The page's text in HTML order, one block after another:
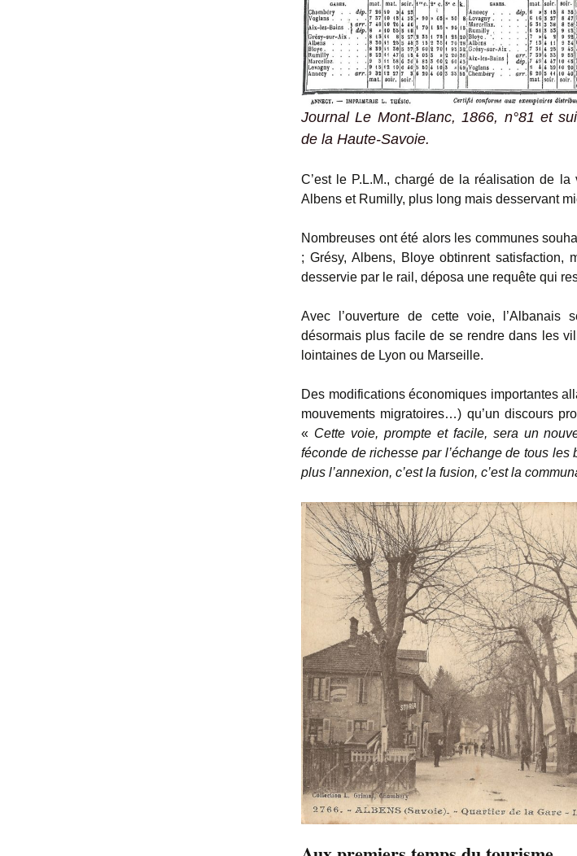
JournalLe Mont-Blanc, 1866, n°81 et
de la Haute-Savoie.
C’est le P.L.M., chargé de la réalisation de
Albens et Rumilly, plus long mais desservant
Nombreuses ont été alors les communes
; Grésy, Albens, Bloye obtinrent
desservie par le rail, déposa une requête qui
Avec l’ouverture de cette voie, l’Albanais
désormais plus facile de se rendre dans les
lointaines de Lyon ou Marseille.
Des modifications économiques importantes
mouvements migratoires…) qu’un discours
« Cette voie, prompte et facile, sera un
féconde de richesse par l’échange de tous les
plus l’annexion, c’est la fusion, c’est la